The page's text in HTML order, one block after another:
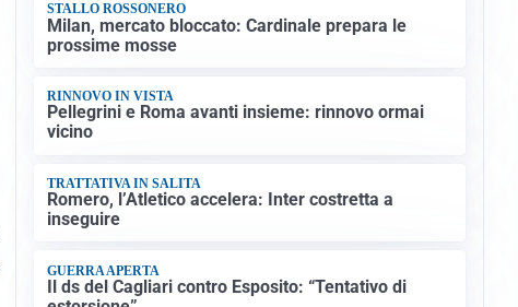
STALLO ROSSONERO
Milan, mercato bloccato: Cardinale prepara le
prossime mosse
RINNOVO IN VISTA
Pellegrini e Roma avanti insieme: rinnovo ormai
vicino
TRATTATIVA IN SALITA
Romero, l’Atletico accelera: Inter costretta a
inseguire
GUERRA APERTA
Il ds del Cagliari contro Esposito: “Tentativo di